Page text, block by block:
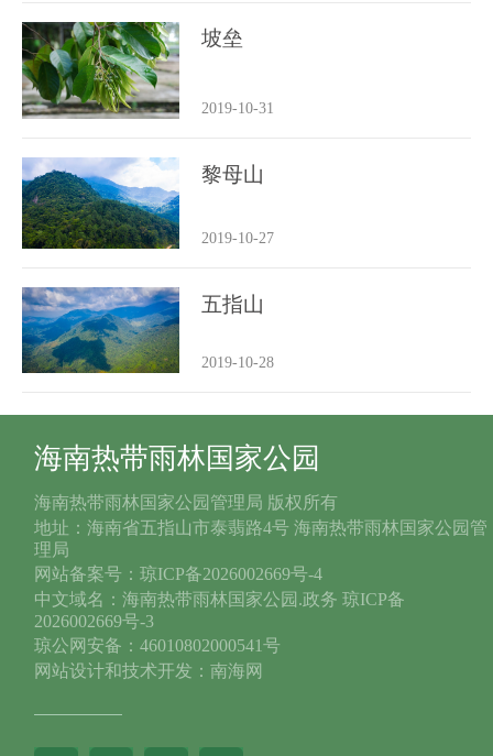
坡垒
2019-10-31
黎母山
2019-10-27
五指山
2019-10-28
海南热带雨林国家公园
海南热带雨林国家公园管理局 版权所有
地址：海南省五指山市泰翡路4号 海南热带雨林国家公园管
理局
网站备案号：琼ICP备2026002669号-4
中文域名：海南热带雨林国家公园.政务 琼ICP备
2026002669号-3
琼公网安备：46010802000541号
网站设计和技术开发：南海网